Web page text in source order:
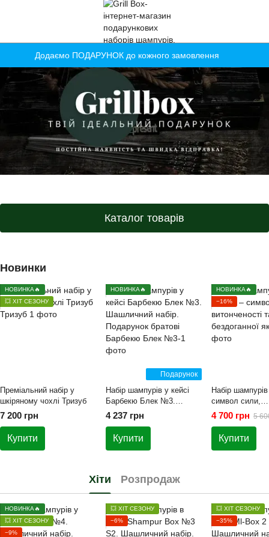
Додаємо ПОДАРУНОК до кожного замовлення
Каталог товарів
Новинки
НОВИНКА🔥
💥 ХІТ СЕЗОНУ
Преміальний набір у
шкіряному чохлі Тризуб
7 200 грн
Купити
Подарунок
НОВИНКА🔥
Набір шампурів у кейсі
Барбекю Блек №3.
Шашличний набір.
Подарунок братові
4 237 грн
Купити
НОВИНКА🔥
−16%
Набір
символ сили,
витонченості та
бездоганної
4 700 грн 5
Купити
Хіти Розпродаж
НОВИНКА🔥
💥 ХІТ СЕЗОНУ
−9%
💥 ХІТ СЕЗОНУ
−6%
💥 ХІТ СЕЗОНУ
−35%